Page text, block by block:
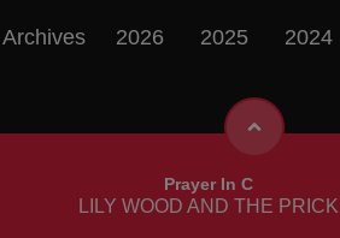
Prayer In C
LILY WOOD AND THE PRICK
Archives 2026 2025 2024